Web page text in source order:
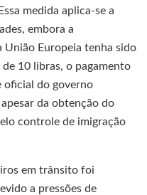
medida aplica-se a
embora a
União Europeia tenha sido
10 libras, o pagamento
oficial do governo
da obtenção do
controle de imigração
em trânsito foi
a pressões de